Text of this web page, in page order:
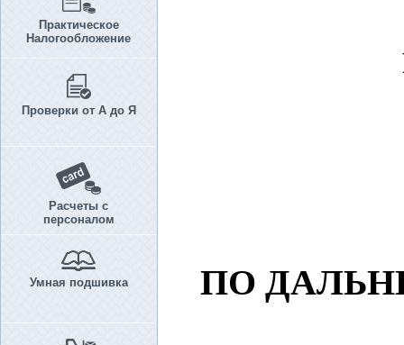
Практическое
Налогообложение
Проверки от А до Я
Расчеты с
персоналом
Умная подшивка ПО